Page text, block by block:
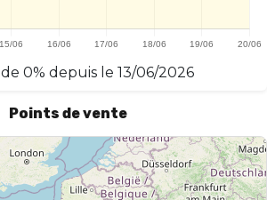
de 0% depuis le 13/06/2026
Points de vente